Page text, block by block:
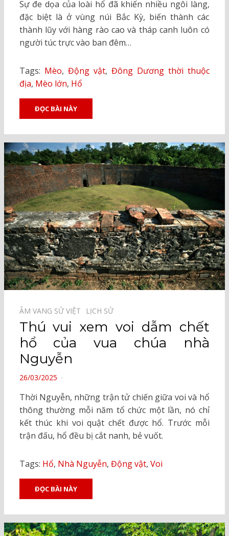
Sự đe dọa của loài hổ đã khiến nhiều ngôi làng,
đặc biệt là ở vùng núi Bắc Kỳ, biến thành các
thành lũy với hàng rào cao và tháp canh luôn có
người túc trực vào ban đêm…
Tags: Mèo, Động vật, Đông Dương thời thuộc
địa, Mèo lớn, Hổ
ĐỌC BÀI NÀY
ÂM VANG SỬ VIỆT⠀ LỊCH SỬ⠀
Thú vui xem voi dẫm chết
hổ của vua chúa nhà
Nguyễn
POSTED
26/03/2025
Thời Nguyễn, những trận tử chiến giữa voi và hổ
thông thường mỗi năm tổ chức một lần, nó chỉ
kết thúc khi voi quật chết được hổ. Trước mỗi
trận đấu, hổ đều bị cắt nanh, bẻ vuốt.
Tags: Hổ, Nhà Nguyễn, Động vật, Voi
ĐỌC BÀI NÀY